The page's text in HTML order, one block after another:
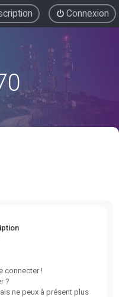
Connexion
connecter !
?
ne peux à présent plus